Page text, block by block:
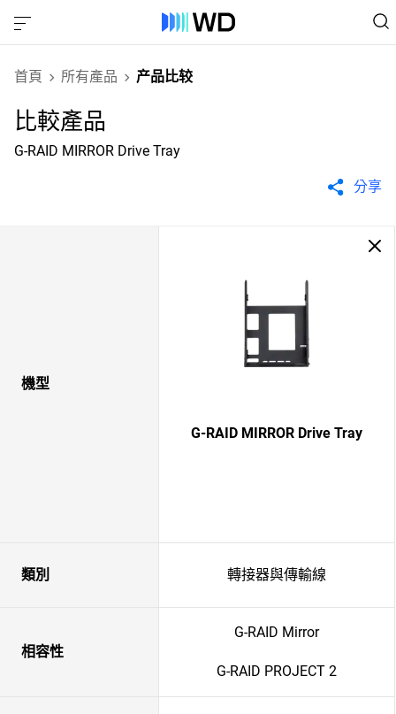
首頁 所有產品 产品比较
比較產品
G-RAID MIRROR Drive Tray
分享
機型
G-RAID MIRROR Drive Tray
類別 轉接器與傳輸線
相容性
G-RAID Mirror
G-RAID PROJECT 2